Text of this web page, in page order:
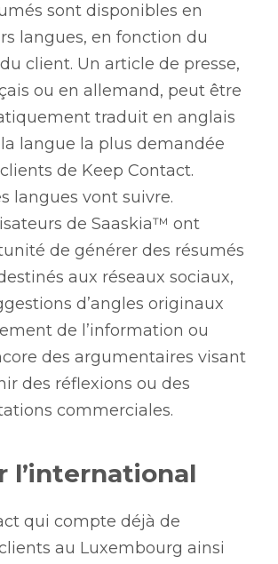
sont disponibles en
langues, en fonction du
client. Un article de presse,
ou en allemand, peut être
traduit en anglais
langue la plus demandée
de Keep Contact.
langues vont suivre.
de Saaskia™ ont
de générer des résumés
aux réseaux sociaux,
d’angles originaux
de l’information ou
des argumentaires visant
des réflexions ou des
commerciales.
l’international
qui compte déjà de
au Luxembourg ainsi